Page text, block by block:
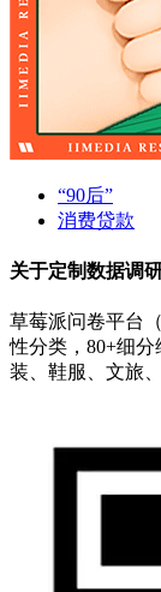
“90后”
消费贷款
关于定制数据调
草莓派问卷平台（
性分类，80+细
装、鞋服、文旅